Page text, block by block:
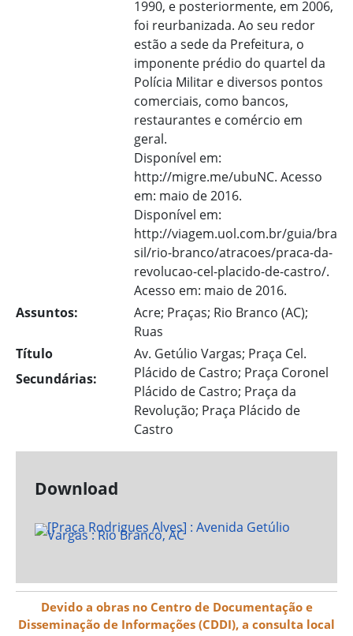
1990, e posteriormente, em 2006,
foi reurbanizada. Ao seu redor
estão a sede da Prefeitura, o
imponente prédio do quartel da
Polícia Militar e diversos pontos
comerciais, como bancos,
restaurantes e comércio em
geral.
Disponível em:
http://migre.me/ubuNC. Acesso
em: maio de 2016.
Disponível em:
http://viagem.uol.com.br/guia/bra
sil/rio-branco/atracoes/praca-da-
revolucao-cel-placido-de-castro/.
Acesso em: maio de 2016.
Assuntos:
Acre; Praças; Rio Branco (AC);
Ruas
Título
Secundárias:
Av. Getúlio Vargas; Praça Cel.
Plácido de Castro; Praça Coronel
Plácido de Castro; Praça da
Revolução; Praça Plácido de
Castro
Download
Devido a obras no Centro de Documentação e
Disseminação de Informações (CDDI), a consulta local